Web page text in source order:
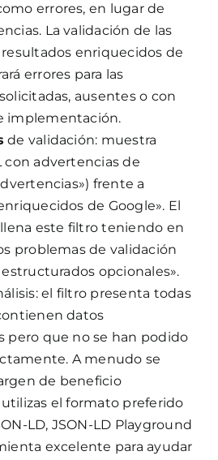
errores, en lugar de
La validación de las
enriquecidos de
errores para las
ausentes o con
implementación.
de validación: muestra
con advertencias de
frente a
de Google». El
este filtro teniendo en
problemas de validación
opcionales».
el filtro presenta todas
datos
pero que no se han podido
A menudo se
de beneficio
el formato preferido
LD, JSON-LD Playground
excelente para ayudar